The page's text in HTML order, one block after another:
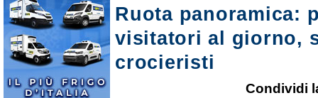
Ruota panoramica:
visitatori al giorno,
crocieristi
Condividi